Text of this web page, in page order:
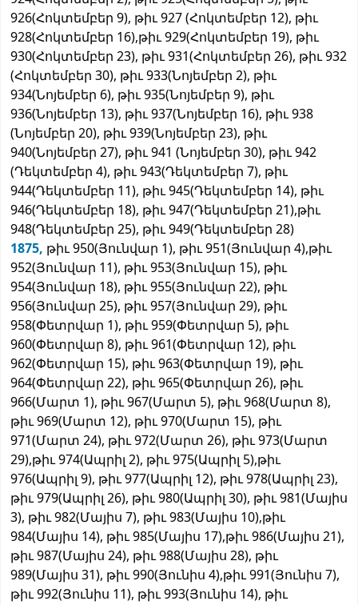
926(Հոկտեմբեր 9), թիւ 927 (Հոկտեմբեր 12), թիւ
928(Հոկտեմբեր 16),թիւ 929(Հոկտեմբեր 19), թիւ
930(Հոկտեմբեր 23), թիւ 931(Հոկտեմբեր 26), թիւ 932
(Հոկտեմբեր 30), թիւ 933(Նոյեմբեր 2), թիւ
934(Նոյեմբեր 6), թիւ 935(Նոյեմբեր 9), թիւ
936(Նոյեմբեր 13), թիւ 937(Նոյեմբեր 16), թիւ 938
(Նոյեմբեր 20), թիւ 939(Նոյեմբեր 23), թիւ
940(Նոյեմբեր 27), թիւ 941 (Նոյեմբեր 30), թիւ 942
(Դեկտեմբեր 4), թիւ 943(Դեկտեմբեր 7), թիւ
944(Դեկտեմբեր 11), թիւ 945(Դեկտեմբեր 14), թիւ
946(Դեկտեմբեր 18), թիւ 947(Դեկտեմբեր 21),թիւ
948(Դեկտեմբեր 25), թիւ 949(Դեկտեմբեր 28)
1875, թիւ 950(Յունվար 1), թիւ 951(Յունվար 4),թիւ
952(Յունվար 11), թիւ 953(Յունվար 15), թիւ
954(Յունվար 18), թիւ 955(Յունվար 22), թիւ
956(Յունվար 25), թիւ 957(Յունվար 29), թիւ
958(Փետրվար 1), թիւ 959(Փետրվար 5), թիւ
960(Փետրվար 8), թիւ 961(Փետրվար 12), թիւ
962(Փետրվար 15), թիւ 963(Փետրվար 19), թիւ
964(Փետրվար 22), թիւ 965(Փետրվար 26), թիւ
966(Մարտ 1), թիւ 967(Մարտ 5), թիւ 968(Մարտ 8),
թիւ 969(Մարտ 12), թիւ 970(Մարտ 15), թիւ
971(Մարտ 24), թիւ 972(Մարտ 26), թիւ 973(Մարտ
29),թիւ 974(Ապրիլ 2), թիւ 975(Ապրիլ 5),թիւ
976(Ապրիլ 9), թիւ 977(Ապրիլ 12), թիւ 978(Ապրիլ 23),
թիւ 979(Ապրիլ 26), թիւ 980(Ապրիլ 30), թիւ 981(Մայիս
3), թիւ 982(Մայիս 7), թիւ 983(Մայիս 10),թիւ
984(Մայիս 14), թիւ 985(Մայիս 17),թիւ 986(Մայիս 21),
թիւ 987(Մայիս 24), թիւ 988(Մայիս 28), թիւ
989(Մայիս 31), թիւ 990(Յունիս 4),թիւ 991(Յունիս 7),
թիւ 992(Յունիս 11), թիւ 993(Յունիս 14), թիւ